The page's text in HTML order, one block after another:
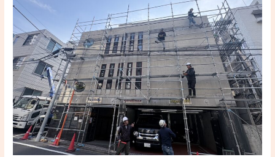
寺
付
近
ハ
イ
ツ
様
ビ
フ